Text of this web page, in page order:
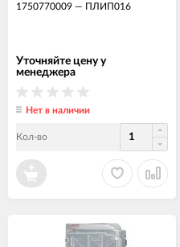
1750770009 — ПЛИП016
Уточняйте цену у
менеджера
Нет в наличии
Кол-во